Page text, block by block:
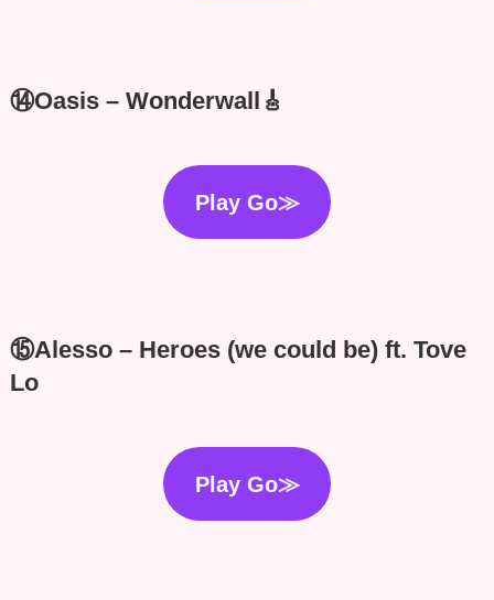
⑭Oasis – Wonderwall🎸
Play Go≫
⑮Alesso – Heroes (we could be) ft. Tove
Lo
Play Go≫